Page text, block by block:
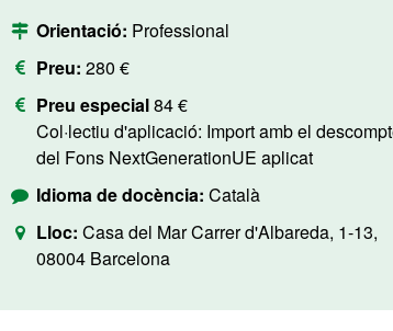
Orientació: Professional
Preu: 280 €
Preu especial84 €
Col·lectiu d'aplicació: Import amb el descompte
del Fons NextGenerationUE aplicat
Idioma de docència: Català
Lloc: Casa del Mar Carrer d'Albareda, 1-13,
08004 Barcelona